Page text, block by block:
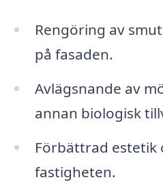
Rengöring av
på fasaden.
Avlägsnande av
annan biologisk
Förbättrad estetik
fastigheten.